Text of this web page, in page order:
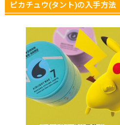
ピカチュウ(タント)の入手方法